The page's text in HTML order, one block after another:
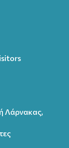
Λάρνακας,